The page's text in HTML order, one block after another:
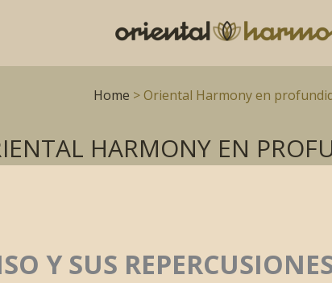
Home > Oriental Harmony en
HARMONY EN
Y SUS